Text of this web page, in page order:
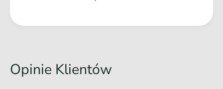
Opinie Klientów